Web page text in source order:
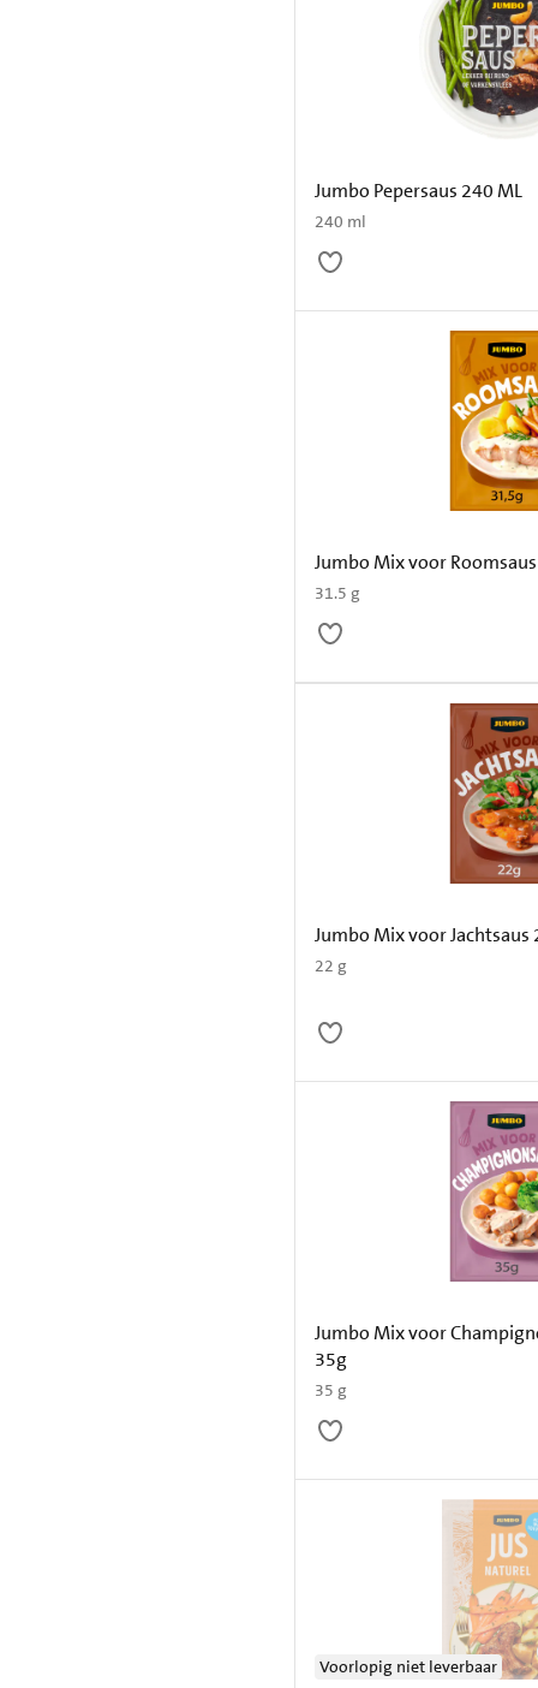
Jumbo Pepersaus 240 ML
240 ml
Jumbo Mix voor
31.5 g
Jumbo Mix voor Jachtsaus
22 g
Jumbo Mix voor
35g
35 g
Voorlopig niet leverbaar